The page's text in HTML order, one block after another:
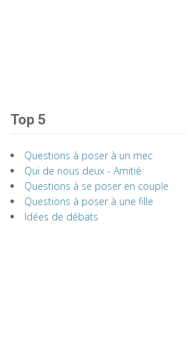
Top 5
Questions à poser à un mec
Qui de nous deux - Amitié
Questions à se poser en couple
Questions à poser à une fille
Idées de débats